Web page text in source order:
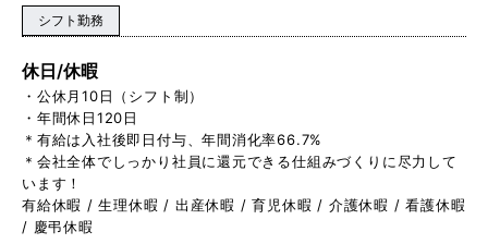
シフト勤務
休日/休暇
・公休月10日（シフト制）
・年間休日120日
＊有給は入社後即日付与、年間消化率66.7%
＊会社全体でしっかり社員に還元できる仕組みづくりに尽力して
います！
有給休暇 / 生理休暇 / 出産休暇 / 育児休暇 / 介護休暇 / 看護休暇
/ 慶弔休暇